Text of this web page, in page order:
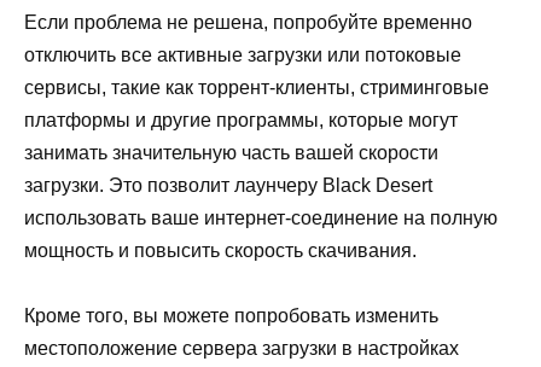
Если проблема не решена, попробуйте временно
отключить все активные загрузки или потоковые
сервисы, такие как торрент-клиенты, стриминговые
платформы и другие программы, которые могут
занимать значительную часть вашей скорости
загрузки. Это позволит лаунчеру Black Desert
использовать ваше интернет-соединение на полную
мощность и повысить скорость скачивания.
Кроме того, вы можете попробовать изменить
местоположение сервера загрузки в настройках